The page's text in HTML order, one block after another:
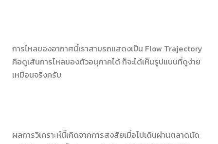
การไหลของอากาศนี้เราสามรถแสดงเป็น Flow Trajectory
คือดูเส้นการไหลของตัวอนุภาคได้ ก็จะได้เห็นรูปแบบที่ดูง่าย
เหมือนจริงครับ
ผลการวิเคราะห์นี้เกิดจากการสงสัยเมื่อไปเดินผ่านตลาดนัด